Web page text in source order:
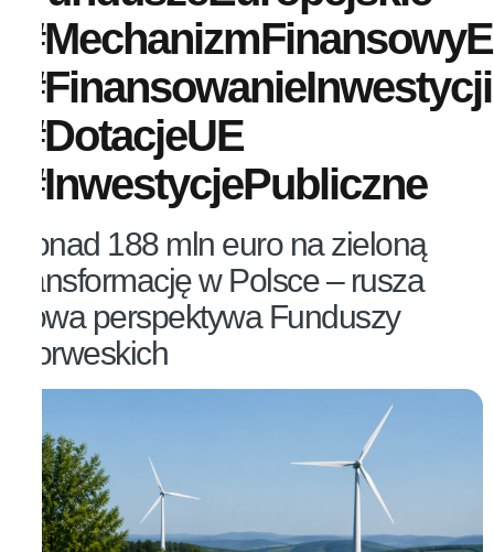
#FinansowanieInwestycji
#DotacjeUE
#InwestycjePubliczne
Ponad 188 mln euro na zieloną
transformację w Polsce – rusza
nowa perspektywa Funduszy
Norweskich